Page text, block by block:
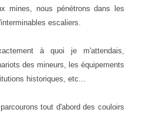
mines, nous pénétrons dans les
escaliers.
à quoi je m'attendais,
des mineurs, les équipements
historiques, etc...
tout d'abord des couloirs